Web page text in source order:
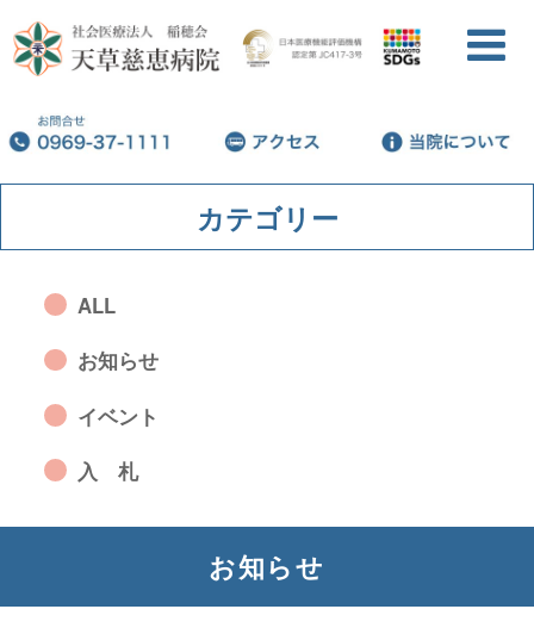
カテゴリー
ALL
お知らせ
イベント
入 札
お知らせ